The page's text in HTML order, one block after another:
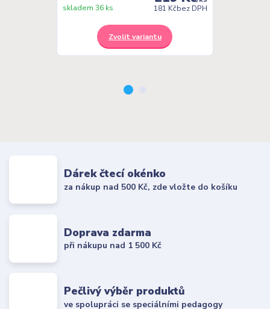
181 Kčbez DPH
skladem 36 ks
Zvolit variantu
Dárek čtecí okénko
za nákup nad 500 Kč, zde vložte do košíku
Doprava zdarma
při nákupu nad 1 500 Kč
Pečlivý výběr produktů
ve spolupráci se speciálními pedagogy